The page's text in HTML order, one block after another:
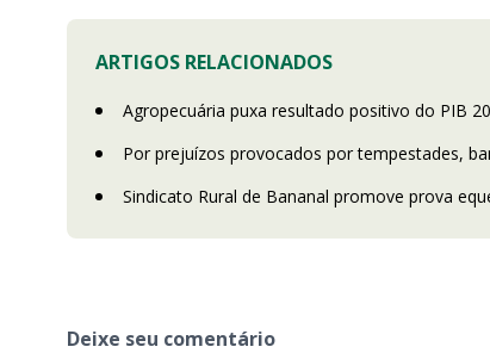
ARTIGOS RELACIONADOS
Agropecuária puxa resultado positivo do PIB
Por prejuízos provocados por tempestades,
Sindicato Rural de Bananal promove prova
Deixe seu comentário